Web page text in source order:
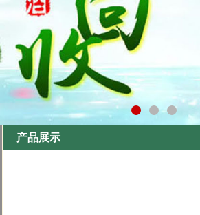
产品展示